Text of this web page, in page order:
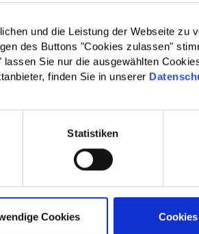
und die Leistung der Webseite zu
des Buttons "Cookies zulassen"
Sie nur die ausgewählten
finden Sie in unserer
Statistiken
Cookies